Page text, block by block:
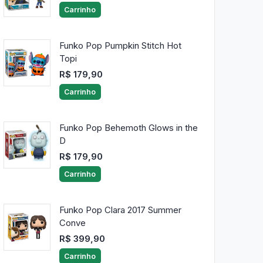
Carrinho
Funko Pop Pumpkin Stitch Hot
Topi
R$ 179,90
Carrinho
Funko Pop Behemoth Glows in the
D
R$ 179,90
Carrinho
Funko Pop Clara 2017 Summer
Conve
R$ 399,90
Carrinho